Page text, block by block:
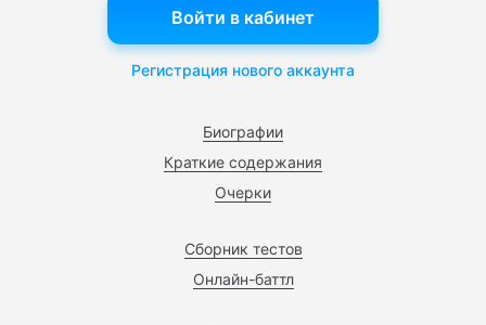
Биографии
Краткие содержания
Очерки
Сборник тестов
Онлайн-баттл
Войти в кабинет
Регистрация нового аккаунта